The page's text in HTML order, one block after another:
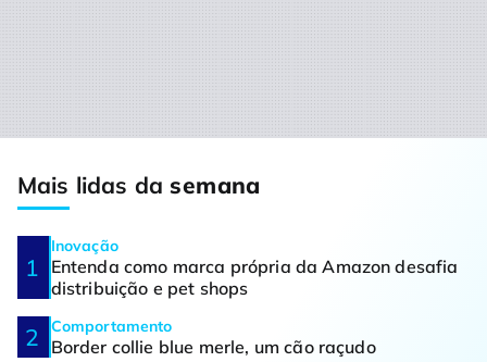
Mais lidas dasemana
Inovação
Entenda como marca própria da Amazon desafia
distribuição e pet shops
Comportamento
Border collie blue merle, um cão raçudo